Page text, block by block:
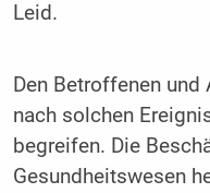
Leid.
Den Betroffenen
nach solchen
begreifen. Die
Gesundheitswesen